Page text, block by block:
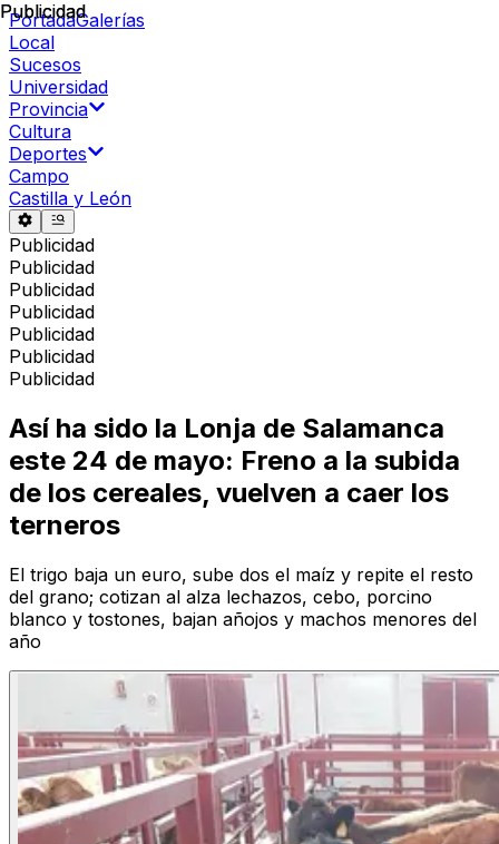
PortadaGalerías
Local
Sucesos
Universidad
Provincia
Cultura
Deportes
Campo
Castilla y León
Publicidad
Publicidad
Publicidad
Publicidad
Publicidad
Publicidad
Publicidad
Publicidad
Así ha sido la Lonja de Salamanca
este 24 de mayo: Freno a la subida
de los cereales, vuelven a caer los
terneros
El trigo baja un euro, sube dos el maíz y repite el resto
del grano; cotizan al alza lechazos, cebo, porcino
blanco y tostones, bajan añojos y machos menores del
año
Publicidad